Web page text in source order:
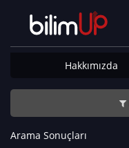
Hakkımızda
Arama Sonuçları